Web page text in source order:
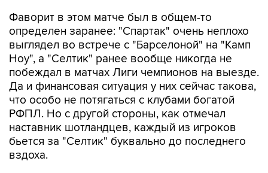
Фаворит в этом матче был в общем-то
определен заранее: "Спартак" очень неплохо
выглядел во встрече с "Барселоной" на "Камп
Ноу", а "Селтик" ранее вообще никогда не
побеждал в матчах Лиги чемпионов на выезде.
Да и финансовая ситуация у них сейчас такова,
что особо не потягаться с клубами богатой
РФПЛ. Но с другой стороны, как отмечал
наставник шотландцев, каждый из игроков
бьется за "Селтик" буквально до последнего
вздоха.